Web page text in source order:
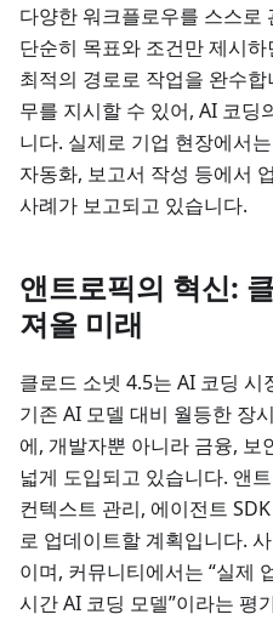
다양한 워크플로우를 스스로
단순히 목표와 조건만 제시
최적의 경로로 작업을 완수
무를 지시할 수 있어, AI 코딩
니다. 실제로 기업 현장에서
자동화, 보고서 작성 등에서
사례가 보고되고 있습니다.
앤트로픽의 혁신:
져올 미래
클로드 소넷 4.5는 AI 코딩
기존 AI 모델 대비 월등한 장
에, 개발자뿐 아니라 금융, 보
넓게 도입되고 있습니다. 앤
컨텍스트 관리, 에이전트
로 업데이트할 계획입니다.
이며, 커뮤니티에서는 “실제
시간 AI 코딩 모델”이라는 평